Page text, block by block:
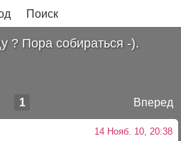
Поиск
? Пора собираться -).
Вперед
1
14 Нояб. 10, 20:38